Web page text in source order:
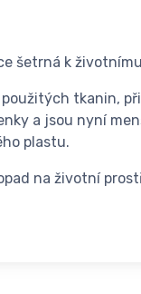
šetrná k
tkanin,
a jsou nyní
plastu.
na životní